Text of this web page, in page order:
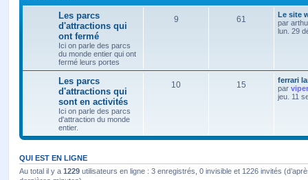
Les parcs
d'attractions qui
ont fermé
Ici on parle des parcs
du monde entier qui ont
fermé leurs portes
9 61
Le site
par
lun. 29
Les parcs
d'attractions qui
sont en activités
Ici on parle des parcs
d'attraction du monde
entier.
10 15
ferrari
par
jeu. 11
QUI EST EN LIGNE
Au total il y a 1229 utilisateurs en ligne : 3 enregistrés, 0 invisible et 1226 invités